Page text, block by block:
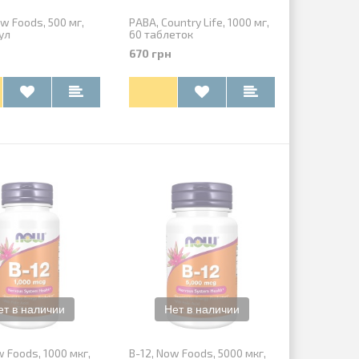
Приобрел недавно данный
протеин, довольно хороший по
вкусовым характеристикам,
по консистенции. Отдельное
спасибо за...
Магазин
быстро,
Foods, 500 мг,
PABA, Country Life, 1000 мг,
60 таблеток
670 грн
Foods, 1000 мкг,
B-12, Now Foods, 5000 мкг,